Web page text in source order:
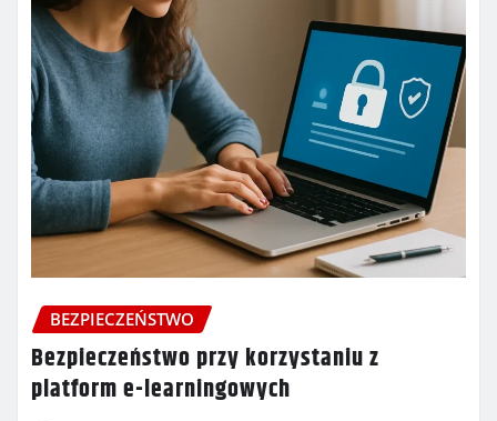
BEZPIECZEŃSTWO
Bezpieczeństwo przy korzystaniu z
platform e-learningowych